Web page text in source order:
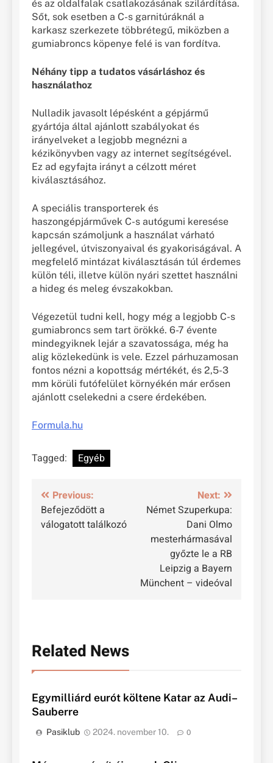
és az oldalfalak csatlakozásának szilárdítása.
Sőt, sok esetben a C-s garnitúráknál a
karkasz szerkezete többrétegű, miközben a
gumiabroncs köpenye felé is van fordítva.
Néhány tipp a tudatos vásárláshoz és
használathoz
Nulladik javasolt lépésként a gépjármű
gyártója által ajánlott szabályokat és
irányelveket a legjobb megnézni a
kézikönyvben vagy az internet segítségével.
Ez ad egyfajta irányt a célzott méret
kiválasztásához.
A speciális transporterek és
haszongépjárművek C-s autógumi keresése
kapcsán számoljunk a használat várható
jellegével, útviszonyaival és gyakoriságával. A
megfelelő mintázat kiválasztásán túl érdemes
külön téli, illetve külön nyári szettet használni
a hideg és meleg évszakokban.
Végezetül tudni kell, hogy még a legjobb C-s
gumiabroncs sem tart örökké. 6-7 évente
mindegyiknek lejár a szavatossága, még ha
alig közlekedünk is vele. Ezzel párhuzamosan
fontos nézni a kopottság mértékét, és 2,5-3
mm körüli futófelület környékén már erősen
ajánlott cselekedni a csere érdekében.
Formula.hu
Tagged: Egyéb
Bejegyzés
navigáció
Previous:
Befejeződött a
válogatott találkozó
Next:
Német Szuperkupa:
Dani Olmo
mesterhármasával
győzte le a RB
Leipzig a Bayern
Münchent – videóval
Related News
Egymilliárd eurót költene Katar az Audi–
Sauberre
Pasiklub 2024. november 10. 0